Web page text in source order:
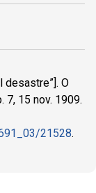
desastre”]. O
7, 15 nov. 1909.
21528.